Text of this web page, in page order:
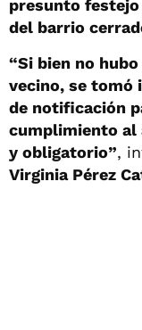
presunto
del barrio
“Si bien no
vecino, se tomó
de notificación
cumplimiento al
y obligatorio”,
Virginia Pérez